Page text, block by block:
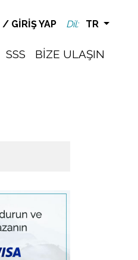
/ GIRIŞ YAP Dil: TR
SSS BIZE ULAŞIN